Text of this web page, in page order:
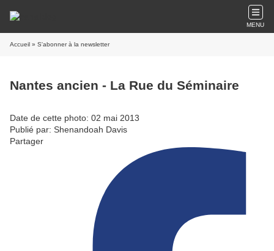
MENU
Accueil » S'abonner à la newsletter
Nantes ancien - La Rue du Séminaire
Date de cette photo: 02 mai 2013
Publié par: Shenandoah Davis
Partager